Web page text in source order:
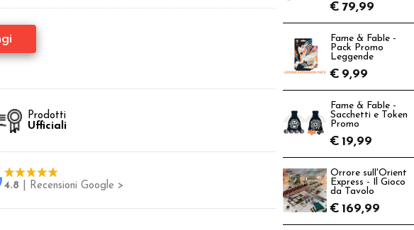
Prodotti
Ufficiali
4.8 | Recensioni Google >
€ 79,99
Fame & Fable -
Pack Promo
Leggende
€ 9,99
Fame & Fable -
Sacchetti e Token
Promo
€ 19,99
Orrore sull'Orient
Express - Il Gioco
da Tavolo
€ 169,99